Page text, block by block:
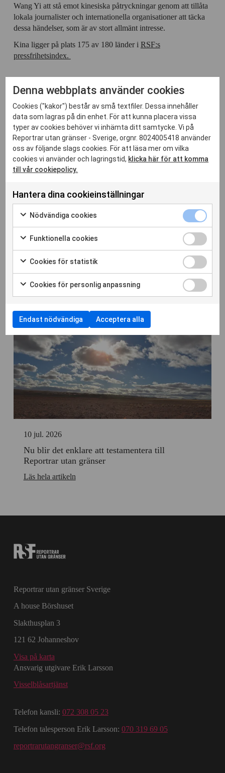
Wang Yi att stå emot kinesiska påtryckningar genom att tillåta
lokala journalister och internationella organisationer att täcka
dessa händelser, som är av stort allmänt intresse.
Kina ligger på plats 175 av 180 länder i RSF:s
pressfrihetsindex.
Relaterade inlägg
30 jul. 2026
Månadskrönika juli: Orden någon annan vill
rista in i oss
10 jul. 2026
Nu blir det enklare att testamentera till
Reportrar utan gränser
Läs hela artikeln
Reportrar utan gränser Sverige
A house Börshuset
Slakthusplan 3
121 62 Johanneshov
Visa på karta
Ansvarig utgivare Erik Larsson
Visselblåsartjänst
Telefon kansli: 072 308 05 23
Telefon talesperson Erik Larsson: 070 319 69 05
reportrarutangranser@rsf.org
Denna webbplats använder cookies
Cookies ("kakor") består av små textfiler. Dessa innehåller
data som lagras på din enhet. För att kunna placera vissa
typer av cookies behöver vi inhämta ditt samtycke. Vi på
Reportrar utan gränser - Sverige, orgnr. 8024005418 använder
oss av följande slags cookies. För att läsa mer om vilka
cookies vi använder och lagringstid, klicka här för att komma
till vår cookiepolicy.
Hantera dina cookieinställningar
Nödvändiga cookies
Markera
för
till
användning
av
cookies
kryssruta
Funktionella cookies
Markera
för
till
användning
Funktionella
cookies
cookies
kryssruta
Cookies för statistik
Markera
för
till
användning
av
Cookies
för
statistik
Cookies
för
statistik
kryssruta
Cookies för personlig anpassning
Markera
att
samtycka
användning
av
Cookies
för
personlig
anpassning
Cookies
för
Endast nödvändiga Acceptera alla